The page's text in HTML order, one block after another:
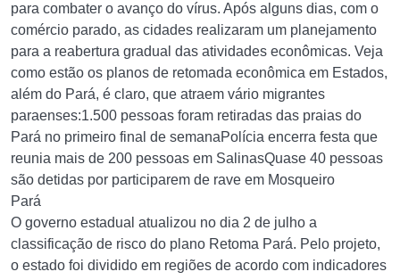
para combater o avanço do vírus. Após alguns dias, com o
comércio parado, as cidades realizaram um planejamento
para a reabertura gradual das atividades econômicas. Veja
como estão os planos de retomada econômica em Estados,
além do Pará, é claro, que atraem vário migrantes
paraenses:1.500 pessoas foram retiradas das praias do
Pará no primeiro final de semanaPolícia encerra festa que
reunia mais de 200 pessoas em SalinasQuase 40 pessoas
são detidas por participarem de rave em Mosqueiro
Pará
O governo estadual atualizou no dia 2 de julho a
classificação de risco do plano Retoma Pará. Pelo projeto,
o estado foi dividido em regiões de acordo com indicadores